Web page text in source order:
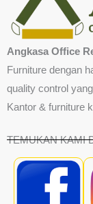
Angkasa Office
Furniture dengan
quality control
Kantor & furniture
TEMUKAN KAMI